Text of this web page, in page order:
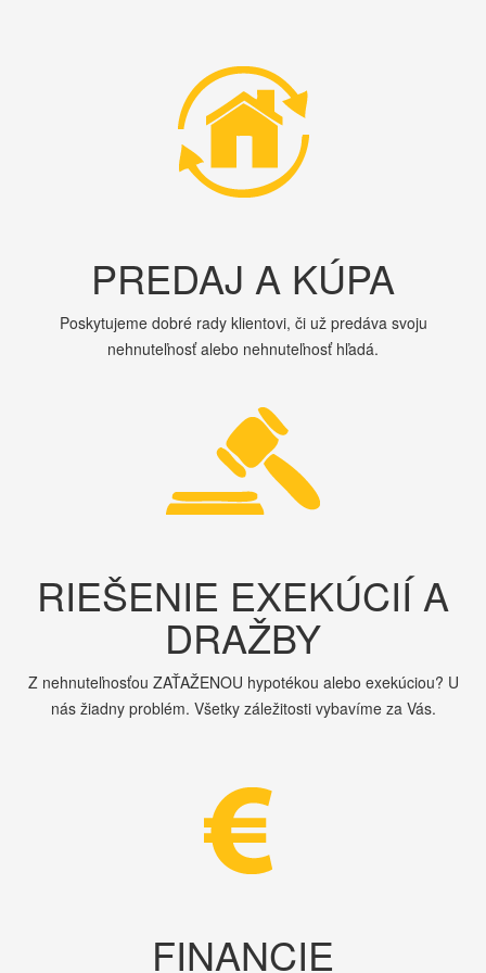
PREDAJ A KÚPA
Poskytujeme dobré rady klientovi, či už predáva svoju
nehnuteľnosť alebo nehnuteľnosť hľadá.
RIEŠENIE EXEKÚCIÍ A
DRAŽBY
Z nehnuteľnosťou ZAŤAŽENOU hypotékou alebo exekúciou? U
nás žiadny problém. Všetky záležitosti vybavíme za Vás.
FINANCIE